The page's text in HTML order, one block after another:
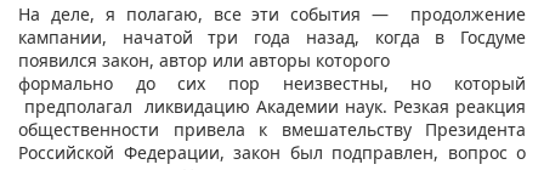
На деле, я полагаю, все эти события — продолжение
кампании, начатой три года назад, когда в Госдуме
появился закон, автор или авторы которого
формально до сих пор неизвестны, но который
предполагал ликвидацию Академии наук. Резкая реакция
общественности привела к вмешательству Президента
Российской Федерации, закон был подправлен, вопрос о